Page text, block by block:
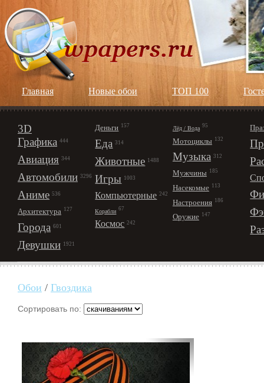
Главная Новые обои ТОП 100
3D
Графика 444
Авиация 344
Автомобили 3296
Аниме 536
Архитектура 127
Города 601
Девушки 1921
Деньги 157
Еда 314
Животные 1488
Игры 1003
Компьютерные 242
Корабли 67
Космос 242
Лёд / Вода 95
Мотоциклы 132
Музыка 312
Мужчины 185
Насекомые 113
Настроения 186
Оружие 147
Обои / Гвоздика
Сортировать по: